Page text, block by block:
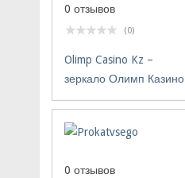
0 отзывов
(0)
Olimp Casino Kz –
зеркало Олимп Казино
0 отзывов